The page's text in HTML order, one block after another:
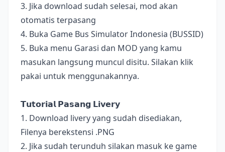
3. Jika download sudah selesai, mod akan
otomatis terpasang
4. Buka Game Bus Simulator Indonesia (BUSSID)
5. Buka menu Garasi dan MOD yang kamu
masukan langsung muncul disitu. Silakan klik
pakai untuk menggunakannya.
𝗧𝘂𝘁𝗼𝗿𝗶𝗮𝗹 𝗣𝗮𝘀𝗮𝗻𝗴 𝗟𝗶𝘃𝗲𝗿𝘆
1. Download livery yang sudah disediakan,
Filenya berekstensi .PNG
2. Jika sudah terunduh silakan masuk ke game